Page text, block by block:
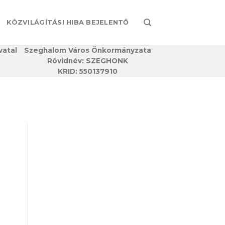
KÖZVILÁGÍTÁSI HIBA BEJELENTŐ
Szeghalom Város Önkormányzata
Rövidnév: SZEGHONK
KRID: 550137910